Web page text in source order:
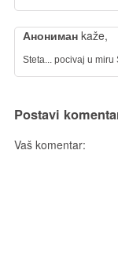
Анониман kaže,
Steta... pocivaj u miru
Postavi
Vaš komentar: